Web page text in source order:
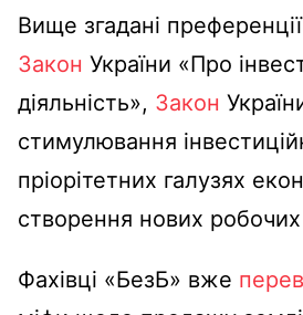
Вище згадані
Закон України «Про
діяльність», Закон
стимулювання
пріорітетних галузях
створення нових робочих
Фахівці «БезБ» вже